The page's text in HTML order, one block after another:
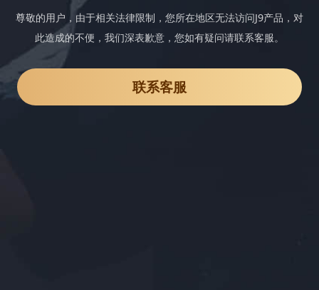
尊敬的用户，由于相关法律限制，您所在地区无法访问J9产品，对
此造成的不便，我们深表歉意，您如有疑问请联系客服。
联系客服